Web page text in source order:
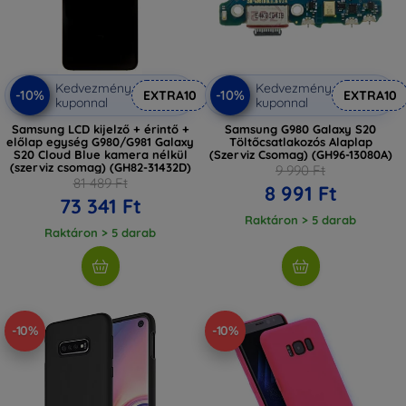
-10%
Kedvezmény
kuponnal
EXTRA10
Samsung LCD kijelző + érintő +
előlap egység G980/G981 Galaxy
S20 Cloud Blue kamera nélkül
(szerviz csomag) (GH82-31432D)
81 489 Ft
73 341 Ft
Raktáron > 5 darab
-10%
Kedvezmény
kuponnal
EXTRA10
Samsung G980 Galaxy S20
Töltőcsatlakozós Alaplap
(Szerviz Csomag) (GH96-13080A)
9 990 Ft
8 991 Ft
Raktáron > 5 darab
-10% -10%